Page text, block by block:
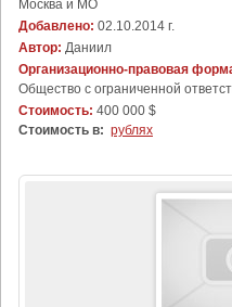
Москва и МО
Добавлено: 02.10.2014 г.
Автор: Даниил
Организационно-правовая
Общество с ограниченной
Стоимость: 400 000 $
Стоимость в: рублях